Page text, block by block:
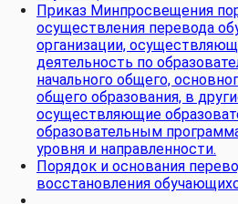
Приказ Минпросвещения
осуществления перевода
организации,
деятельность по
начального общего,
общего образования, в
осуществляющие
образовательным
уровня и направленности.
Порядок и основания
восстановления